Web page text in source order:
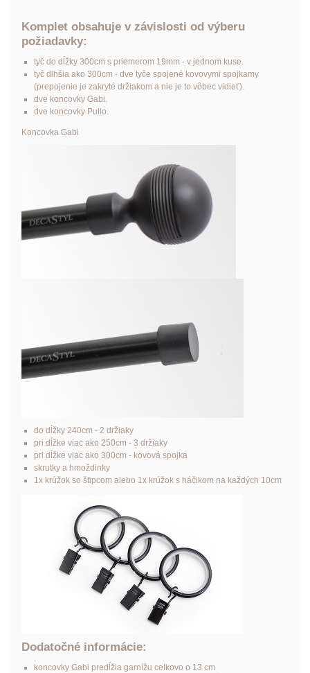
Komplet obsahuje v závislosti od výberu
požiadavky:
tyč do dĺžky 300cm s priemerom 19mm - v jednom kuse.
tyč dlhšia ako 300cm - dve tyče spojené kovovymi spojkamy
(prepojenie je zakryté držiakom a nie je to vôbec vidieť).
dve koncovky Gabi.
dve koncovky Pullo.
Koncovka Gabi
do dĺžky 240cm - 2 držiaky
pri dĺžke viac ako 250cm - 3 držiaky
pri dĺžke viac ako 300cm - kovová spojka
skrutky a hmoždinky
1x krúžok so štipcom alebo 1x krúžok s háčikom na každých 10cm
Dodatočné informácie:
koncovky Gabi predĺžia garnížu celkovo o 13 cm